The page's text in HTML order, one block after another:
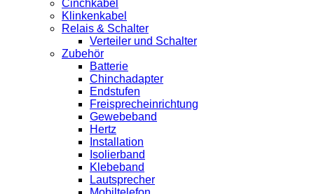
Cinchkabel
Klinkenkabel
Relais & Schalter
Verteiler und Schalter
Zubehör
Batterie
Chinchadapter
Endstufen
Freisprecheinrichtung
Gewebeband
Hertz
Installation
Isolierband
Klebeband
Lautsprecher